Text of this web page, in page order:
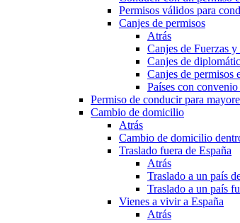
Permisos válidos para
Canjes de permisos
Atrás
Canjes de Fuerzas
Canjes de
Canjes de permisos
Países con convenio
Permiso de conducir para
Cambio de domicilio
Atrás
Cambio de domicilio
Traslado fuera de España
Atrás
Traslado a un país
Traslado a un país
Vienes a vivir a España
Atrás